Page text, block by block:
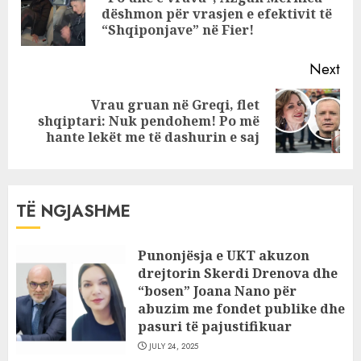
dëshmon për vrasjen e efektivit të
“Shqiponjave” në Fier!
Next
Next
post:
Vrau gruan në Greqi, flet
shqiptari: Nuk pendohem! Po më
hante lekët me të dashurin e saj
TË NGJASHME
Punonjësja e UKT akuzon
drejtorin Skerdi Drenova dhe
“bosen” Joana Nano për
abuzim me fondet publike dhe
pasuri të pajustifikuar
JULY 24, 2025